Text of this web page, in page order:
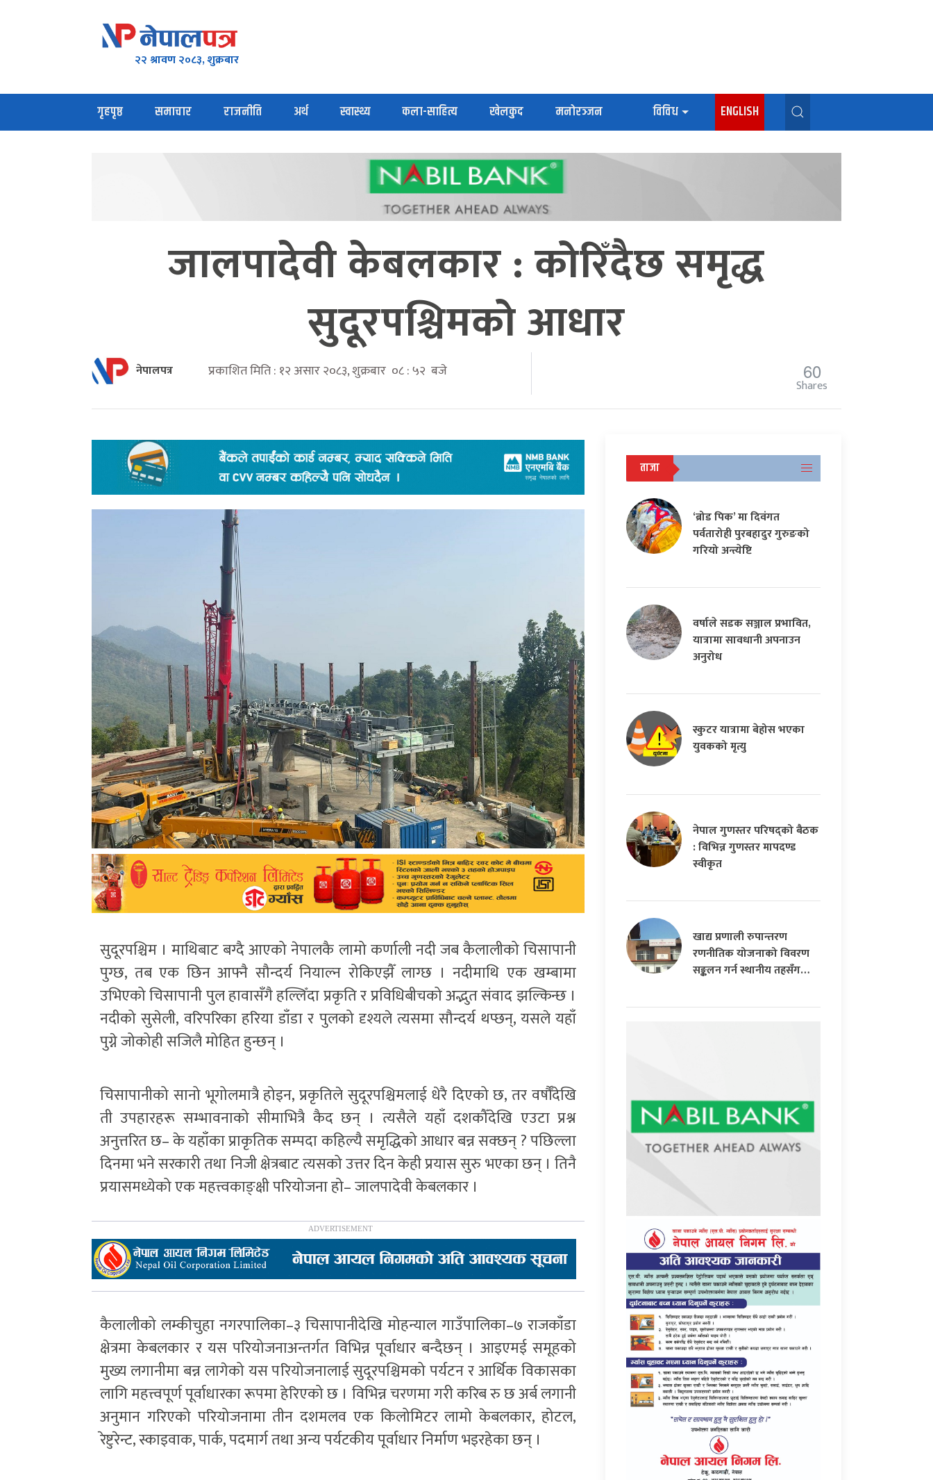
२२ श्रावण २०८३, शुक्रबार
गृहपृष्ठ समाचार राजनीति अर्थ स्वास्थ्य कला-साहित्य खेलकुद मनोरञ्जन विविध ENGLISH
जालपादेवी केबलकार : कोरिँदैछ समृद्ध
सुदूरपश्चिमको आधार
नेपालपत्र प्रकाशित मिति : १२ असार २०८३, शुक्रबार ०८ : ५२ बजे 60
Shares
सुदूरपश्चिम । माथिबाट बग्दै आएको नेपालकै लामो कर्णाली नदी जब कैलालीको चिसापानी
पुग्छ, तब एक छिन आफ्नै सौन्दर्य नियाल्न रोकिएझैँ लाग्छ । नदीमाथि एक खम्बामा
उभिएको चिसापानी पुल हावासँगै हल्लिँदा प्रकृति र प्रविधिबीचको अद्भुत संवाद झल्किन्छ ।
नदीको सुसेली, वरिपरिका हरिया डाँडा र पुलको दृश्यले त्यसमा सौन्दर्य थप्छन्, यसले यहाँ
पुग्ने जोकोही सजिलै मोहित हुन्छन् ।
चिसापानीको सानो भूगोलमात्रै होइन, प्रकृतिले सुदूरपश्चिमलाई धेरै दिएको छ, तर वर्षौँदेखि
ती उपहारहरू सम्भावनाको सीमाभित्रै कैद छन् । त्यसैले यहाँ दशकौँदेखि एउटा प्रश्न
अनुत्तरित छ– के यहाँका प्राकृतिक सम्पदा कहिल्यै समृद्धिको आधार बन्न सक्छन् ? पछिल्ला
दिनमा भने सरकारी तथा निजी क्षेत्रबाट त्यसको उत्तर दिन केही प्रयास सुरु भएका छन् । तिनै
प्रयासमध्येको एक महत्त्वकाङ्क्षी परियोजना हो– जालपादेवी केबलकार ।
कैलालीको लम्कीचुहा नगरपालिका–३ चिसापानीदेखि मोहन्याल गाउँपालिका–७ राजकाँडा
क्षेत्रमा केबलकार र यस परियोजनाअन्तर्गत विभिन्न पूर्वाधार बन्दैछन् । आइएमई समूहको
मुख्य लगानीमा बन्न लागेको यस परियोजनालाई सुदूरपश्चिमको पर्यटन र आर्थिक विकासका
लागि महत्त्वपूर्ण पूर्वाधारका रूपमा हेरिएको छ । विभिन्न चरणमा गरी करिब रु छ अर्ब लगानी
अनुमान गरिएको परियोजनामा तीन दशमलव एक किलोमिटर लामो केबलकार, होटल,
रेष्टुरेन्ट, स्काइवाक, पार्क, पदमार्ग तथा अन्य पर्यटकीय पूर्वाधार निर्माण भइरहेका छन् ।
ताजा
‘ब्रोड पिक’ मा दिवंगत
पर्वतारोही पुरबहादुर गुरुङको
गरियो अन्त्येष्टि
वर्षाले सडक सञ्जाल प्रभावित,
यात्रामा सावधानी अपनाउन
अनुरोध
स्कुटर यात्रामा बेहोस भएका
युवकको मृत्यु
नेपाल गुणस्तर परिषद्को बैठक
: विभिन्न गुणस्तर मापदण्ड
स्वीकृत
खाद्य प्रणाली रुपान्तरण
रणनीतिक योजनाको विवरण
सङ्कलन गर्न स्थानीय तहसँग…